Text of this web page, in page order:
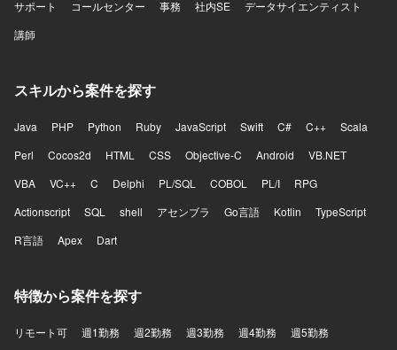
サポート
コールセンター 事務 社内SE
データサイエンティスト
講師
スキルから案件を探す
Java PHP Python Ruby JavaScript Swift C# C++
Scala
Perl
Cocos2d HTML CSS Objective-C Android
VB.NET
VBA
VC++ C Delphi PL/SQL COBOL PL/I
RPG
Actionscript
SQL shell アセンブラ Go言語 Kotlin
TypeScript
R言語
Apex Dart
特徴から案件を探す
リモート可 週1勤務 週2勤務 週3勤務 週4勤務 週5勤務